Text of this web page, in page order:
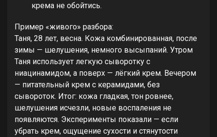
крема не обойтись.
Пример «живого» разбора:
Таня, 28 лет, весна. Кожа комбинированная, после
зимы — шелушения, немного высыпаний. Утром
Таня использует легкую сыворотку с
ниацинамидом, а поверх — лёгкий крем. Вечером
— питательный крем с керамидами, без
сывороток. Итог: кожа гладкая, тон ровнее,
шелушения исчезли, новые воспаления не
появляются. Эксперименты показали — если
убрать крем, ощущение сухости и стянутости